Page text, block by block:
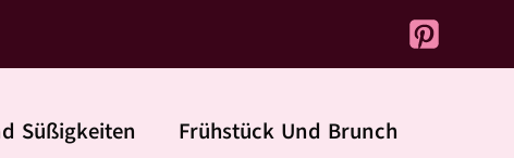
Süßigkeiten
Frühstück Und Brunch